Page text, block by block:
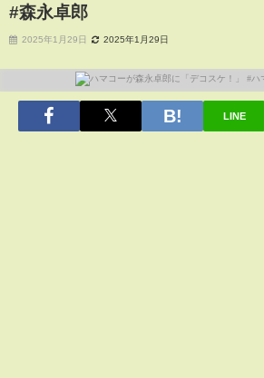
#森永卓郎
2025年1月29日 2025年1月29日
LINE